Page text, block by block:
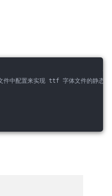
配置来实现 ttf 字体文件的静态加